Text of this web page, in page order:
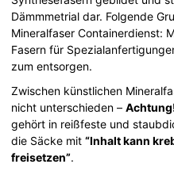
Dämmmetrial dar. Folgende
Mineralfaser Containerdienst:
Fasern für
zum entsorgen.
Zwischen künstlichen
nicht unterschieden –
gehört in reißfeste und
die Säcke mit“Inhalt kann
freisetzen”.